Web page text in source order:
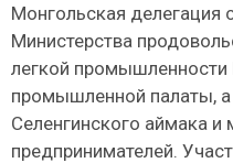
Монгольская делегация
Министерства
легкой промышленности
промышленной палаты, а
Селенгинского аймака и
предпринимателей.